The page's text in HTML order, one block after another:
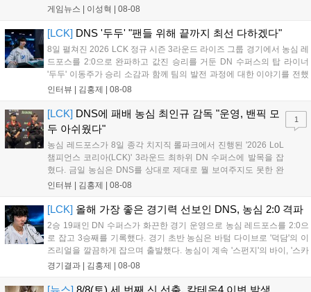
등장한다. 여름 시즌을 맞아 비치발리볼, 수상 오토바이 등 다채
의성도 강화된다. 8월 11일까지 사용 가능한 교환 코드 3종이 제
게임뉴스 | 이성혁 | 08-08
[LCK] DNS '두두' "팬들 위해 끝까지 최선 다하겠다"
8일 펼쳐진 2026 LCK 정규 시즌 3라운드 라이즈 그룹 경기에서 농심 레
드포스를 2:0으로 완파하고 값진 승리를 거둔 DN 수퍼스의 탑 라이너
'두두' 이동주가 승리 소감과 함께 팀의 발전 과정에 대한 이야기를 전했
다. 먼저 오랜만의 2:0 완승에 대해 '두두'는 "진짜 오랜만에 거둔 2:0 승
인터뷰 | 김홍제 | 08-08
[LCK] DNS에 패배 농심 최인규 감독 "운영, 밴픽 모
두 아쉬웠다"
농심 레드포스가 8일 종각 치지직 롤파크에서 진행된 '2026 LoL
챔피언스 코리아(LCK)' 3라운드 최하위 DN 수퍼스에 발목을 잡
혔다. 금일 농심은 DNS를 상대로 제대로 뭘 보여주지도 못한 완
패를 당하고 말았다. 이하 농심 레드포스 최인규 감독과 '리헨즈'
인규 감독 : 모든 경...
인터뷰 | 김홍제 | 08-08
1
[LCK] 올해 가장 좋은 경기력 선보인 DNS, 농심 2:0 격파
2승 19패인 DN 수퍼스가 화끈한 경기 운영으로 농심 레드포스를 2:0으
로 잡고 3승째를 기록했다. 경기 초반 농심은 바텀 다이브로 '덕담'의 이
즈리얼을 깔끔하게 잡으며 출발했다. 농심이 계속 '스펀지'의 바이, '스카
웃'의 신드라가 맹활약하며 초반부터 잡은 주도권을 계속 잘 굴렸다.
었...
경기결과 | 김홍제 | 08-08
[뉴스] 8/8(토) 세 번째 신 선출, 칼테온4 이변 발생